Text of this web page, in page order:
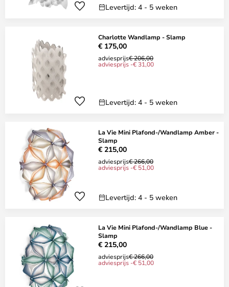
Levertijd: 4 - 5 weken
Charlotte Wandlamp - Slamp
€ 175,00
adviesprijs€ 206,00
adviesprijs -€ 31,00
Levertijd: 4 - 5 weken
La Vie Mini Plafond-/Wandlamp Amber -
Slamp
€ 215,00
adviesprijs€ 266,00
adviesprijs -€ 51,00
Levertijd: 4 - 5 weken
La Vie Mini Plafond-/Wandlamp Blue -
Slamp
€ 215,00
adviesprijs€ 266,00
adviesprijs -€ 51,00